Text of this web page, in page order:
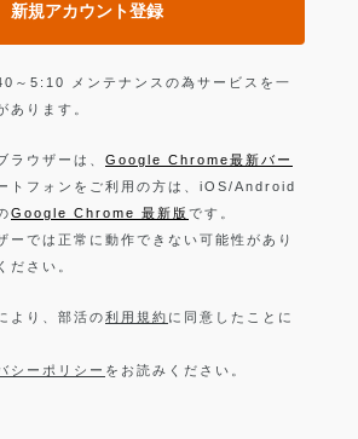
新規アカウント登録
～5:10 メンテナンスの為サービスを一
あります。
ラウザーは、 Google Chrome最新バー
トフォンをご利用の方は、iOS/Android
Google Chrome 最新版 です。
ーでは正常に動作できない可能性があり
ださい。
より、部活の利用規約 に同意したことに
シーポリシー をお読みください。